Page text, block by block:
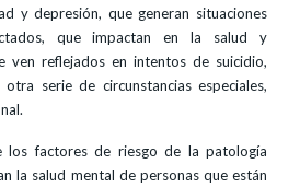
y depresión, que generan situaciones
que impactan en la salud y
ven reflejados en intentos de suicidio,
serie de circunstancias especiales,
los factores de riesgo de la patología
la salud mental de personas que están